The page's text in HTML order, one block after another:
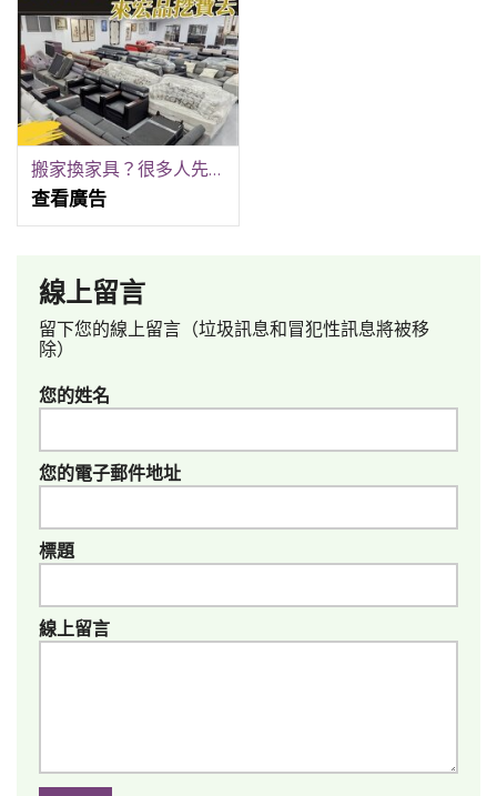
搬家換家具？很多人先來宏品二手家具館找 04-24078608
查看廣告
線上留言
留下您的線上留言（垃圾訊息和冒犯性訊息將被移
除）
您的姓名
您的電子郵件地址
標題
線上留言